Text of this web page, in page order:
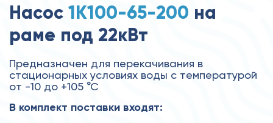
Насос 1К100-65-200 на
раме под 22кВт
Предназначен для перекачивания в
стационарных условиях воды с температурой
от -10 до +105 °С
В комплект поставки входят: